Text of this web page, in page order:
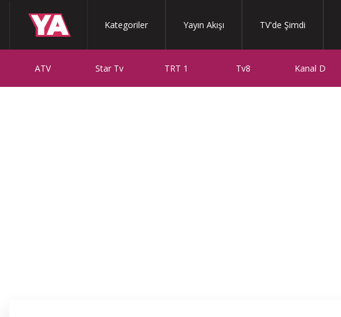
Kategoriler Yayın Akışı TV'de Şimdi
ATV Star Tv TRT 1 Tv8 Kanal D